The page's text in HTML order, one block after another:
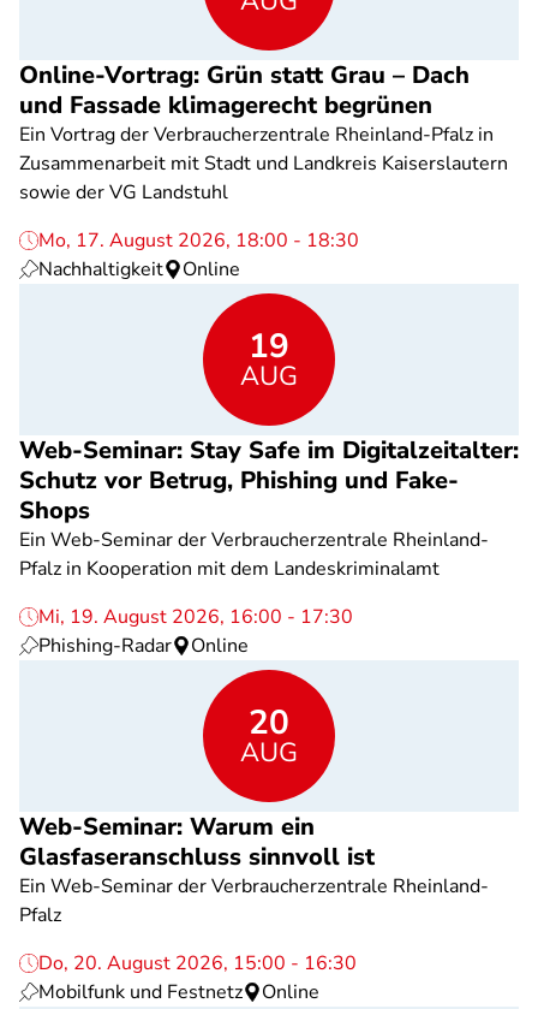
Online-Vortrag: Grün statt Grau – Dach
und Fassade klimagerecht begrünen
Ein Vortrag der Verbraucherzentrale Rheinland-Pfalz in
Zusammenarbeit mit Stadt und Landkreis Kaiserslautern
sowie der VG Landstuhl
Mo, 17. August 2026, 18:00 - 18:30
Nachhaltigkeit
Online
19
AUG
Web-Seminar: Stay Safe im Digitalzeitalter:
Schutz vor Betrug, Phishing und Fake-
Shops
Ein Web-Seminar der Verbraucherzentrale Rheinland-
Pfalz in Kooperation mit dem Landeskriminalamt
Mi, 19. August 2026, 16:00 - 17:30
Phishing-Radar
Online
20
AUG
Web-Seminar: Warum ein
Glasfaseranschluss sinnvoll ist
Ein Web-Seminar der Verbraucherzentrale Rheinland-
Pfalz
Do, 20. August 2026, 15:00 - 16:30
Mobilfunk und Festnetz
Online